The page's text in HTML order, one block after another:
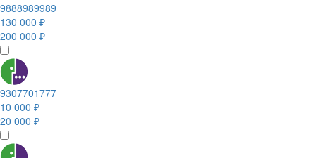
9888989989
130 000 ₽
200 000 ₽
9307701777
10 000 ₽
20 000 ₽